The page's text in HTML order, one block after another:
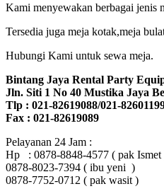
Kami menyewakan berbagai jenis
Tersedia juga meja kotak,meja
Hubungi Kami untuk sewa meja.
Bintang Jaya Rental Party
Jln. Siti 1 No 40 Mustika Jaya
Tlp : 021-82619088/021-
Fax : 021-82619089
Pelayanan 24 Jam :
Hp : 0878-8848-4577 ( pak Ismet
0878-8023-7394 ( ibu yeni )
0878-7752-0712 ( pak wasit )